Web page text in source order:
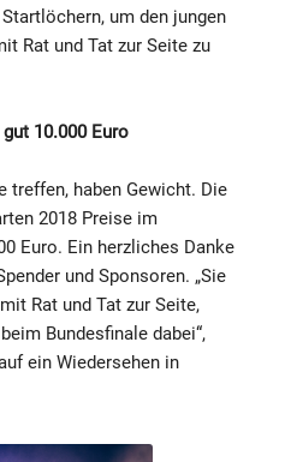
um den jungen
Rat und Tat zur Seite zu
10.000 Euro
treffen, haben Gewicht. Die
2018 Preise im
Euro. Ein herzliches Danke
und Sponsoren. „Sie
Rat und Tat zur Seite,
Bundesfinale dabei“,
ein Wiedersehen in